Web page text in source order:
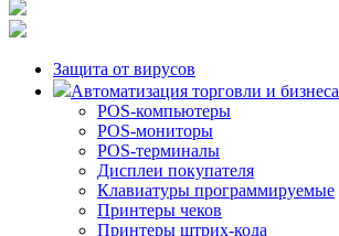
Защита от вирусов
Автоматизация торговли и бизнеса
POS-компьютеры
POS-мониторы
POS-терминалы
Дисплеи покупателя
Клавиатуры программируемые
Принтеры чеков
Принтеры штрих-кода